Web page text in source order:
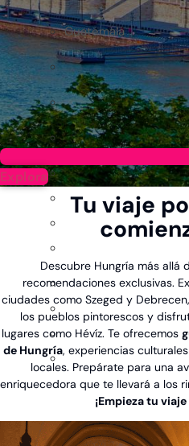
Guatemala
Explora
Tu viaje
Descubre Hungría más allá
recomendaciones exclusivas.
ciudades como Szeged y
los pueblos pintorescos y
lugares como Hévíz. Te ofrecemos
de Hungría, experiencias
locales. Prepárate para una
enriquecedora que te llevará a los
¡Empieza tu